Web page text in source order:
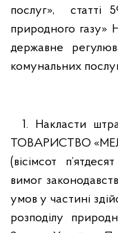
послуг», статті
природного газу»
державне
комунальних
1. Накласти
ТОВАРИСТВО
(вісімсот
вимог
умов у частині
розподілу